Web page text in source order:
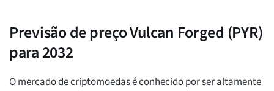
Previsão de preço Vulcan Forged (PYR)
para 2032
O mercado de criptomoedas é conhecido por ser altamente